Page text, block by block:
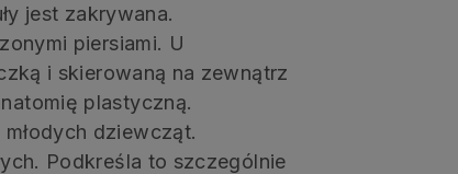
jest zakrywana.
piersiami. U
i skierowaną na zewnątrz
plastyczną.
dziewcząt.
Podkreśla to szczególnie